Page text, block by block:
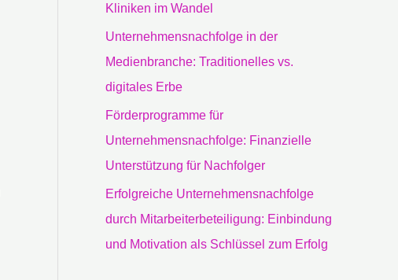
Kliniken im Wandel
Unternehmensnachfolge in der
Medienbranche: Traditionelles vs.
digitales Erbe
Förderprogramme für
Unternehmensnachfolge: Finanzielle
Unterstützung für Nachfolger
Erfolgreiche Unternehmensnachfolge
durch Mitarbeiterbeteiligung: Einbindung
und Motivation als Schlüssel zum Erfolg